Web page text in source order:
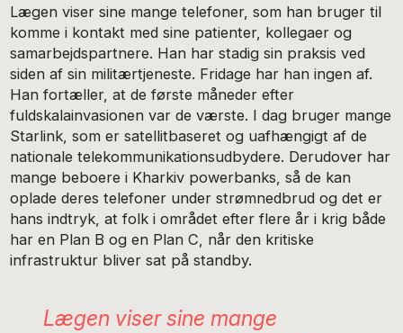
Lægen viser sine mange telefoner, som han bruger til
komme i kontakt med sine patienter, kollegaer og
samarbejdspartnere. Han har stadig sin praksis ved
siden af sin militærtjeneste. Fridage har han ingen af.
Han fortæller, at de første måneder efter
fuldskalainvasionen var de værste. I dag bruger mange
Starlink, som er satellitbaseret og uafhængigt af de
nationale telekommunikationsudbydere. Derudover har
mange beboere i Kharkiv powerbanks, så de kan
oplade deres telefoner under strømnedbrud og det er
hans indtryk, at folk i området efter flere år i krig både
har en Plan B og en Plan C, når den kritiske
infrastruktur bliver sat på standby.
Lægen viser sine mange